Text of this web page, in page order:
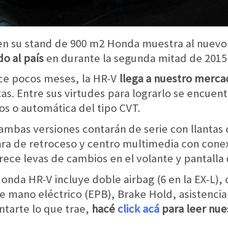
su stand de 900 m2 Honda muestra al
al país en durante la segunda mitad de
pocos meses, la HR-V llega a nuestro
Entre sus virtudes para lograrlo se
o automática del tipo CVT.
versiones contarán de serie con llantas
de retroceso y centro multimedia con
levas de cambios en el volante y pantalla
HR-V incluye doble airbag (6 en la EX-
eléctrico (EPB), Brake Hold,
lo que trae, hacé click acá para leer